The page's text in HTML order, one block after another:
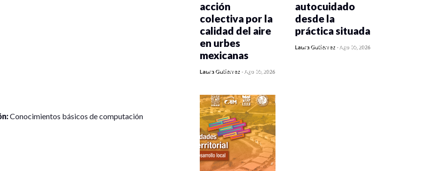
Conocimientos básicos de computación
0 veces compartido
acción
colectiva por la
calidad del aire
en urbes
mexicanas
Laura Gutiérrez -Ago 05, 2026
0 veces compartido
autocuidado
desde la
práctica situada
Laura Gutiérrez -Ago 05, 2026